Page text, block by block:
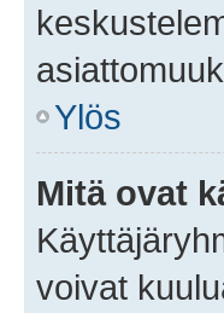
Ylös
Mitä ovat
voivat